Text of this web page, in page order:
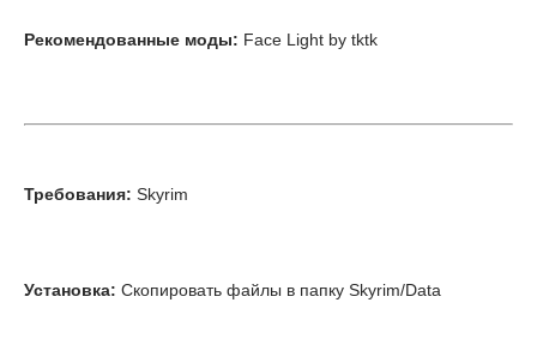
Рекомендованные моды: Face Light by tktk
Требования: Skyrim
Установка: Скопировать файлы в папку Skyrim/Data